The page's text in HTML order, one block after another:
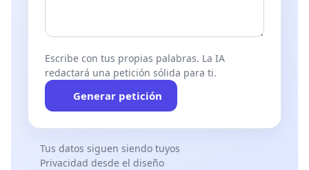
Escribe con tus propias palabras. La IA
redactará una petición sólida para ti.
Generar petición
Tus datos siguen siendo tuyos
Privacidad desde el diseño